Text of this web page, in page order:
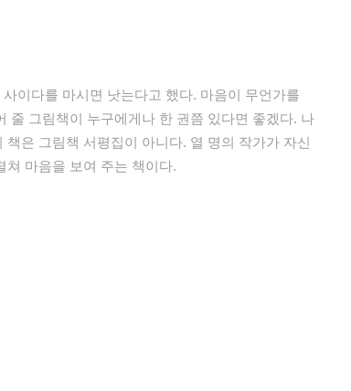
이다를 마시면 낫는다고 했다. 마음이 무언가를
줄 그림책이 누구에게나 한 권쯤 있다면 좋겠다. 나
은 그림책 서평집이 아니다. 열 명의 작가가 자신
쳐 마음을 보여 주는 책이다.